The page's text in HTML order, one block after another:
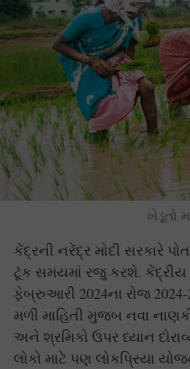
ખેડૂતો
કેંદ્રની નરેંદ્ર મોદી સરકારે
ટૂંક સમયમાં રજુ કરશે. કેંદ્રીય
ફેબ્રુઆરી 2024ના રોજ
મળી માહિતી મુજબ નવા
અને શ્રમિકો ઉપર ધ્યાન
લોકો માટે પણ લોકપ્રિયા